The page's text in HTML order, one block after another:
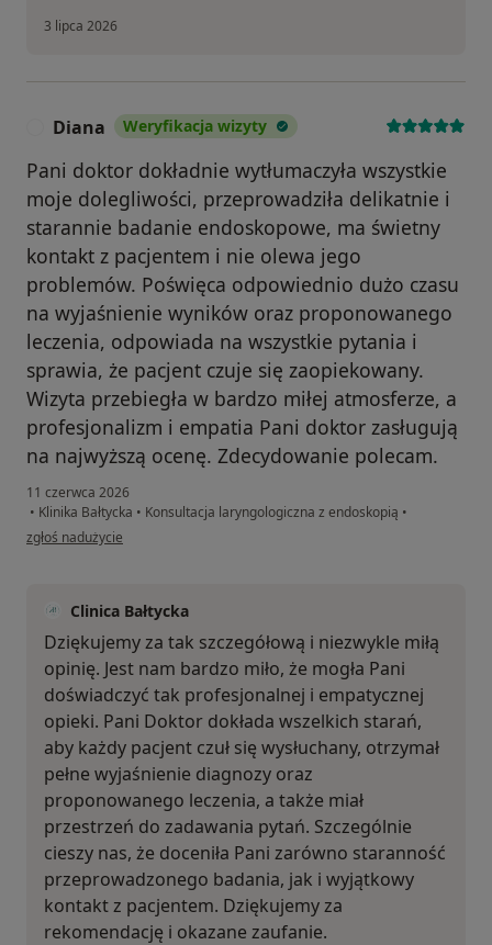
3 lipca 2026
Diana Weryfikacja wizyty
Pani doktor dokładnie wytłumaczyła wszystkie
moje dolegliwości, przeprowadziła delikatnie i
starannie badanie endoskopowe, ma świetny
kontakt z pacjentem i nie olewa jego
problemów. Poświęca odpowiednio dużo czasu
na wyjaśnienie wyników oraz proponowanego
leczenia, odpowiada na wszystkie pytania i
sprawia, że pacjent czuje się zaopiekowany.
Wizyta przebiegła w bardzo miłej atmosferze, a
profesjonalizm i empatia Pani doktor zasługują
na najwyższą ocenę. Zdecydowanie polecam.
11 czerwca 2026
• Klinika Bałtycka • Konsultacja laryngologiczna z endoskopią •
w opinii użytkownika Diana
zgłoś nadużycie
Clinica Bałtycka
Dziękujemy za tak szczegółową i niezwykle miłą
opinię. Jest nam bardzo miło, że mogła Pani
doświadczyć tak profesjonalnej i empatycznej
opieki. Pani Doktor dokłada wszelkich starań,
aby każdy pacjent czuł się wysłuchany, otrzymał
pełne wyjaśnienie diagnozy oraz
proponowanego leczenia, a także miał
przestrzeń do zadawania pytań. Szczególnie
cieszy nas, że doceniła Pani zarówno staranność
przeprowadzonego badania, jak i wyjątkowy
kontakt z pacjentem. Dziękujemy za
rekomendację i okazane zaufanie.